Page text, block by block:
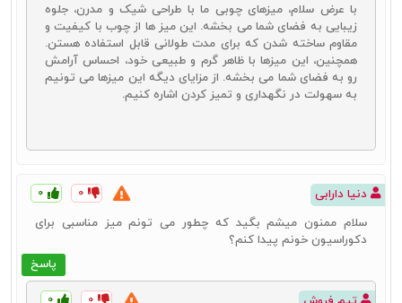
با عرض سلام، میزهای چوبی ما با طراحی شیک و مدرن، جلوه
زیبایی به فضای شما می بخشه. این میز ها از چوب با کیفیت و
مقاوم ساخته شدن که برای مدت طولانی قابل استفاده هستن.
همچنین، این میزها با ظاهر گرم و طبیعی خود، احساس آرامش
رو به فضای شما می بخشه. از مزایای دیگه این میزها می تونیم
به سهولت در نگهداری و تمیز کردن اشاره کنیم.
دنیا دارابی ۰ ۰
پاسخ
سلام ممنون میشم بگید که چطور می تونم میز مناسبی برای
دکوراسیون خونم پیدا کنم؟
۰ ۰